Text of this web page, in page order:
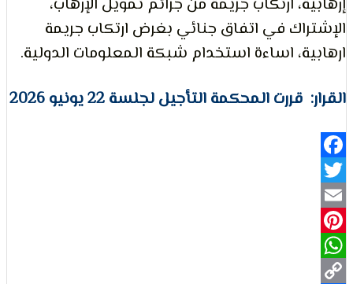
ارتكاب جريمة من جرائم تمويل الإرهاب،
في اتفاق جنائي بغرض ارتكاب جريمة
اساءة استخدام شبكة المعلومات الدولية.
المحكمة التأجيل لجلسة 22 يونيو 2026